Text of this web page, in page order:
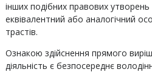
інших подібних правових
еквівалентний або аналогічний
трастів.
Ознакою здійснення прямого
діяльність є безпосереднє